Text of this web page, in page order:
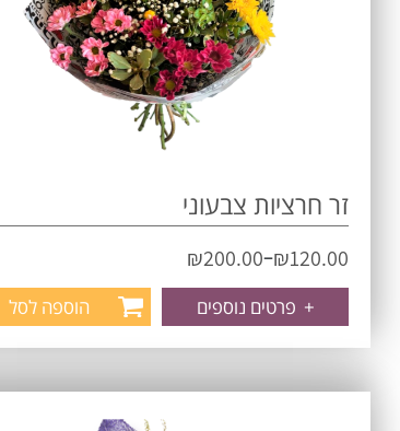
זר חרציות צבעוני
₪120.00
–
₪200.00
+ פרטים נוספים הוספה לסל